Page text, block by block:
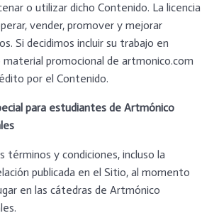
o utilizar dicho Contenido. La licencia
vender, promover y mejorar
Si decidimos incluir su trabajo en
material promocional de artmonico.com
por el Contenido.
para estudiantes de Artmónico
términos y condiciones, incluso la
publicada en el Sitio, al momento
en las cátedras de Artmónico